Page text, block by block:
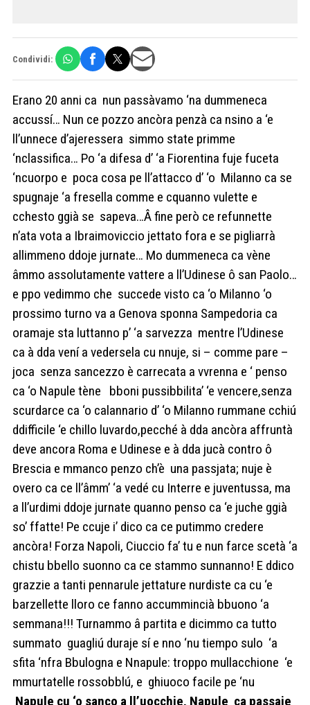
Condividi:
Erano 20 anni ca nun passàvamo ‘na dummeneca
accussí… Nun ce pozzo ancòra penzà ca nsino a ‘e
ll’unnece d’ajeressera simmo state primme
‘nclassifica… Po ‘a difesa d’ ‘a Fiorentina fuje fuceta
‘ncuorpo e poca cosa pe ll’attacco d’ ‘o Milanno ca se
spugnaje ‘a fresella comme e cquanno vulette e
cchesto ggià se sapeva…Â fine però ce refunnette
n’ata vota a Ibraimoviccio jettato fora e se pigliarrà
allimmeno ddoje jurnate… Mo dummeneca ca vène
âmmo assolutamente vattere a ll’Udinese ô san Paolo…
e ppo vedimmo che succede visto ca ‘o Milanno ‘o
prossimo turno va a Genova sponna Sampedoria ca
oramaje sta luttanno p’ ‘a sarvezza mentre l’Udinese
ca à dda vení a vedersela cu nnuje, si – comme pare –
joca senza sancezzo è carrecata a vvrenna e ‘ penso
ca ‘o Napule tène bboni pussibbilita’ ‘e vencere,senza
scurdarce ca ‘o calannario d’ ‘o Milanno rummane cchiú
ddifficile ‘e chillo luvardo,pecché à dda ancòra affruntà
deve ancora Roma e Udinese e à dda jucà contro ô
Brescia e mmanco penzo ch’è una passjata; nuje è
overo ca ce ll’âmm’ ‘a vedé cu Interre e juventussa, ma
a ll’urdimi ddoje jurnate quanno penso ca ‘e juche ggià
so’ ffatte! Pe ccuje i’ dico ca ce putimmo credere
ancòra! Forza Napoli, Ciuccio fa’ tu e nun farce scetà ‘a
chistu bbello suonno ca ce stammo sunnanno! E ddico
grazzie a tanti pennarule jettature nurdiste ca cu ‘e
barzellette lloro ce fanno accummincià bbuono ‘a
semmana!!! Turnammo â partita e dicimmo ca tutto
summato guagliú duraje sí e nno ‘nu tiempo sulo ‘a
sfita ‘nfra Bbulogna e Nnapule: troppo mullacchione ‘e
mmurtatelle rossobblú, e ghiuoco facile pe ‘nu
Napule cu ‘o sanco a ll’uocchie, Napule ca passaje